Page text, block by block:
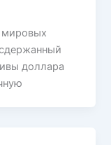
мировых
доллара